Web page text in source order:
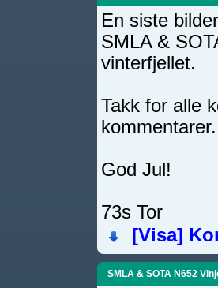
En siste
SMLA &
vinterfjellet.
Takk for alle
kommentarer.
God Jul!
73s Tor
[Visa]
SMLA & SOTA N652